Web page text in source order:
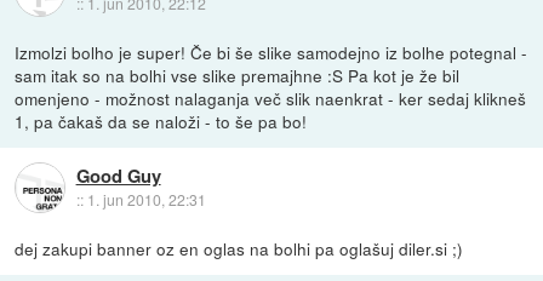
Izmolzi bolho je super! Če bi še slike samodejno iz bolhe potegnal -
sam itak so na bolhi vse slike premajhne :S Pa kot je že bil
omenjeno - možnost nalaganja več slik naenkrat - ker sedaj klikneš
1, pa čakaš da se naloži - to še pa bo!
Good Guy
:: 1. jun 2010, 22:31
dej zakupi banner oz en oglas na bolhi pa oglašuj diler.si ;)